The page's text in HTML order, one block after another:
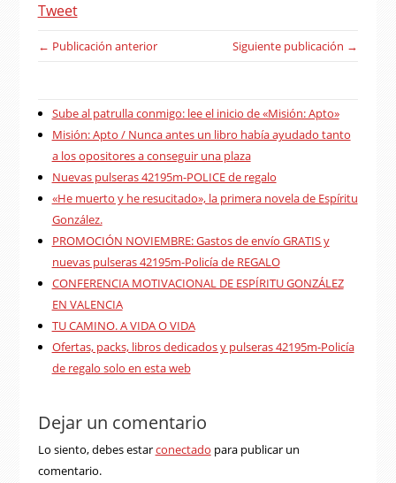
Tweet
← Publicación anterior Siguiente publicación →
Sube al patrulla conmigo: lee el inicio de «Misión: Apto»
Misión: Apto / Nunca antes un libro había ayudado tanto
a los opositores a conseguir una plaza
Nuevas pulseras 42195m-POLICE de regalo
«He muerto y he resucitado», la primera novela de Espíritu
González.
PROMOCIÓN NOVIEMBRE: Gastos de envío GRATIS y
nuevas pulseras 42195m-Policía de REGALO
CONFERENCIA MOTIVACIONAL DE ESPÍRITU GONZÁLEZ
EN VALENCIA
TU CAMINO. A VIDA O VIDA
Ofertas, packs, libros dedicados y pulseras 42195m-Policía
de regalo solo en esta web
Dejar un comentario
Lo siento, debes estarconectado para publicar un
comentario.